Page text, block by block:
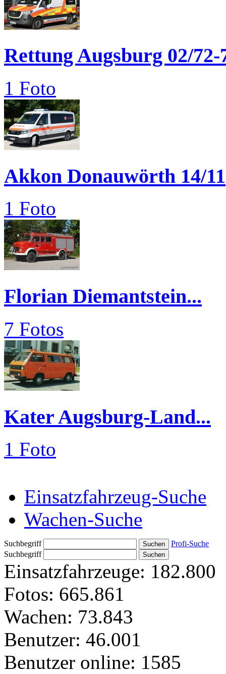
Rettung Augsburg 02/72-
1 Foto
Akkon Donauwörth 14/11
1 Foto
Florian Diemantstein...
7 Fotos
Kater Augsburg-Land...
1 Foto
Einsatzfahrzeug-Suche
Wachen-Suche
Suchbegriff
Profi-Suche
Suchbegriff
Einsatzfahrzeuge: 182.800
Fotos: 665.861
Wachen: 73.843
Benutzer: 46.001
Benutzer online: 1585